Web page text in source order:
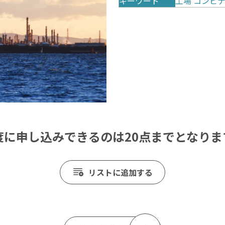
申し込みできるのは20点までとなりま
リストに追加する